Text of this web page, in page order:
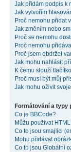
Jak přidám podpis k
Jak vytvořím
Proč nemohu přidat
Jak změním nebo
Proč se nemohu
Proč nemohu
Proč jsem obdržel
Jak mohu nahlásit
K čemu slouží
Proč musí být můj
Jak mohu oživit
Formátování a typy
Co je BBCode?
Můžu používat
Co to jsou smajlíci
Mohu přidávat
Co to jsou Globální